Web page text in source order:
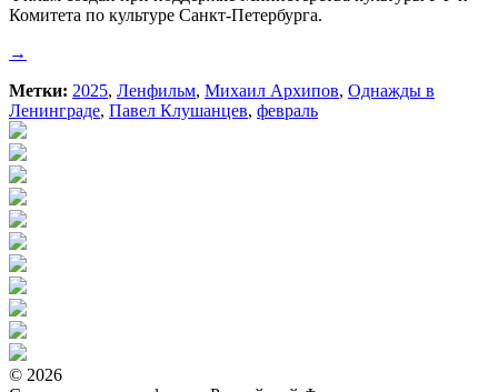
Комитета по культуре Санкт-Петербурга.
→
Метки: 2025, Ленфильм, Михаил Архипов, Однажды в
Ленинграде, Павел Клушанцев, февраль
© 2026